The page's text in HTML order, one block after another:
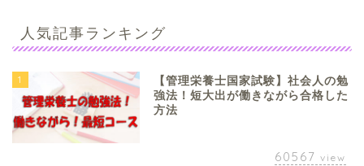
人気記事ランキング
1
【管理栄養士国家試験】社会人の勉
強法！短大出が働きながら合格した
方法
60567 view